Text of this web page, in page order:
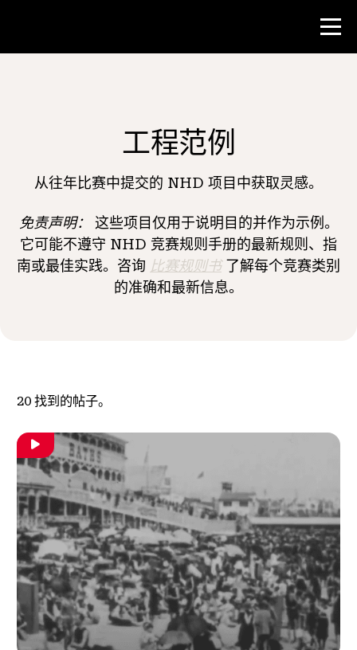
关于 NHD®
工程范例
从往年比赛中提交的 NHD 项目中获取灵感。
免责声明：
这些项目仅用于说明目的并作为示例。
它可能不遵守 NHD 竞赛规则手册的最新规则、指
南或最佳实践。咨询 比赛规则书了解每个竞赛类别
的准确和最新信息。
20 找到的帖子。